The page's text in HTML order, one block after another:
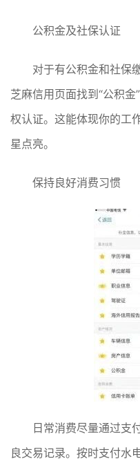
公积金及社保认证
对于有公积金和社保
芝麻信用页面找到“公积金
权认证。这能体现你的工
星点亮。
保持良好消费习惯
日常消费尽量通过支
良交易记录。按时支付水